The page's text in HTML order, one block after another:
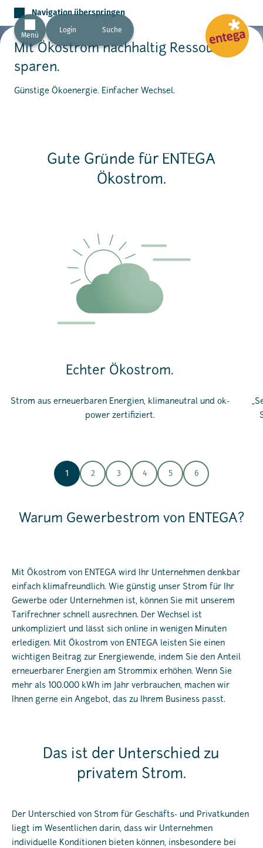
Navigation überspringen
Menü
Login Suche
Mit Ökostrom nachhaltig Ressourcen
sparen.
Günstige Ökoenergie. Einfacher Wechsel.
Gute Gründe für ENTEGA
Ökostrom.
Echter Ökostrom.
Strom aus erneuerbaren Energien, klimaneutral und ok-
power zertifiziert.
1 2 3 4 5 6
Warum Gewerbestrom von ENTEGA?
Mit Ökostrom von ENTEGA wird Ihr Unternehmen denkbar
einfach klimafreundlich. Wie günstig unser Strom für Ihr
Gewerbe oder Unternehmen ist, können Sie mit unserem
Tarifrechner schnell ausrechnen. Der Wechsel ist
unkompliziert und lässt sich online in wenigen Minuten
erledigen. Mit Ökostrom von ENTEGA leisten Sie einen
wichtigen Beitrag zur Energiewende, indem Sie den Anteil
erneuerbarer Energien am Strommix erhöhen. Wenn Sie
mehr als 100.000 kWh im Jahr verbrauchen, machen wir
Ihnen gerne ein Angebot, das zu Ihrem Business passt.
Das ist der Unterschied zu
privatem Strom.
Der Unterschied von Strom für Geschäfts- und Privatkunden
liegt im Wesentlichen darin, dass wir Unternehmen
individuelle Konditionen bieten können, insbesondere bei